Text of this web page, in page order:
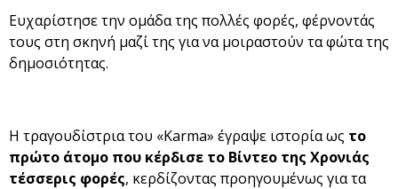
Ευχαρίστησε την ομάδα της πολλές φορές, φέρνοντάς
τους στη σκηνή μαζί της για να μοιραστούν τα φώτα της
δημοσιότητας.
Η τραγουδίστρια του «Karma» έγραψε ιστορία ως το
πρώτο άτομο που κέρδισε το Βίντεο της Χρονιάς
τέσσερις φορές, κερδίζοντας προηγουμένως για τα